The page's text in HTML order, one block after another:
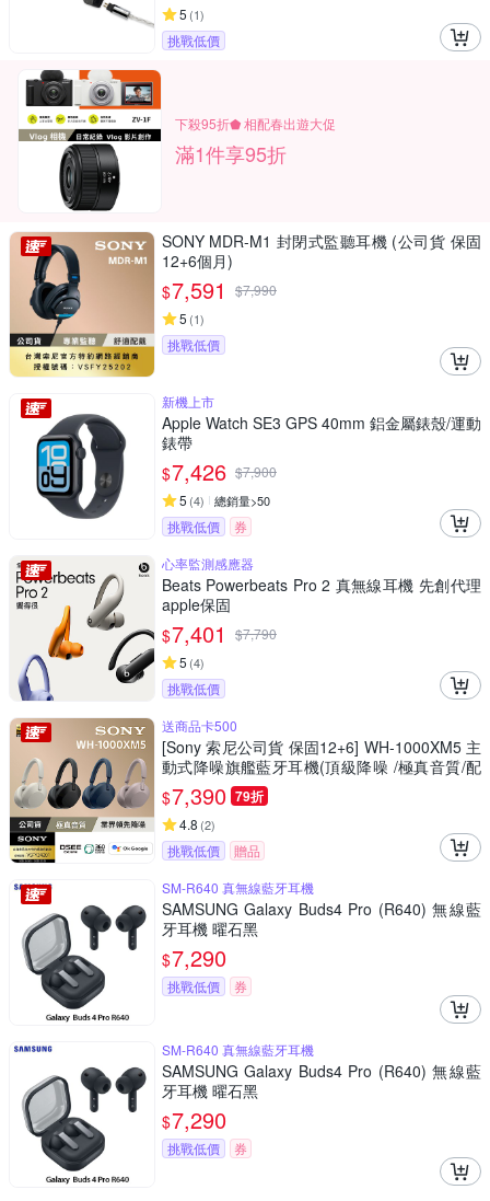
5 (1)
挑戰低價
下殺95折⬟ 相配春出遊大促
滿1件享95折
SONY MDR-M1 封閉式監聽耳機 (公司貨 保固
12+6個月)
$7,591 $7,990
5 (1)
挑戰低價
新機上市
Apple Watch SE3 GPS 40mm 鋁金屬錶殼/運動
錶帶
$7,426 $7,900
5 (4) 總銷量>50
挑戰低價
券
心率監測感應器
Beats Powerbeats Pro 2 真無線耳機 先創代理
apple保固
$7,401 $7,790
5 (4)
挑戰低價
送商品卡500
[Sony 索尼公司貨 保固12+6] WH-1000XM5 主
動式降噪旗艦藍牙耳機(頂級降噪 /極真音質/配
戴舒適)
$7,390 79折
4.8 (2)
挑戰低價
贈品
SM-R640 真無線藍牙耳機
SAMSUNG Galaxy Buds4 Pro (R640) 無線藍
牙耳機 曜石黑
$7,290
挑戰低價 券
SM-R640 真無線藍牙耳機
SAMSUNG Galaxy Buds4 Pro (R640) 無線藍
牙耳機 曜石黑
$7,290
挑戰低價 券